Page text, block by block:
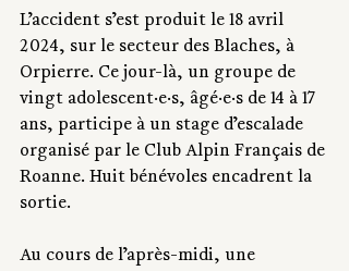
L’accident s’est produit le 18 avril
2024, sur le secteur des Blaches, à
Orpierre. Ce jour-là, un groupe de
vingt adolescent·e·s, âgé·e·s de 14 à 17
ans, participe à un stage d’escalade
organisé par le Club Alpin Français de
Roanne. Huit bénévoles encadrent la
sortie.
Au cours de l’après-midi, une